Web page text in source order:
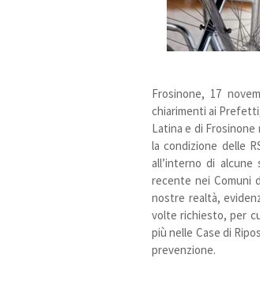
Frosinone, 17
chiarimenti ai
Latina e di
la condizione delle
all’interno di
recente nei Comuni
nostre realtà,
volte richiesto, per
più nelle Case di
prevenzione.